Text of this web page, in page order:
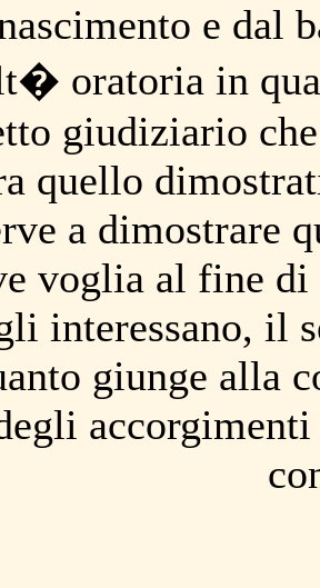
e dal
oratoria in
giudiziario
quello
a dimostrare
voglia al fine di
interessano, il
giunge alla